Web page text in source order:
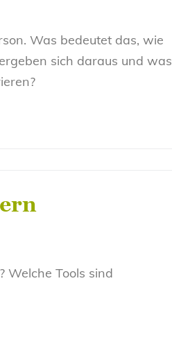
Was bedeutet das, wie
sich daraus und was
Welche Tools sind